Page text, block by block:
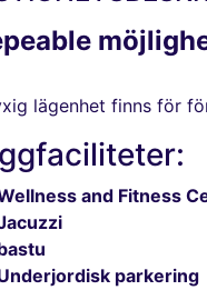
lägenhet finns för
and Fitness
parkering